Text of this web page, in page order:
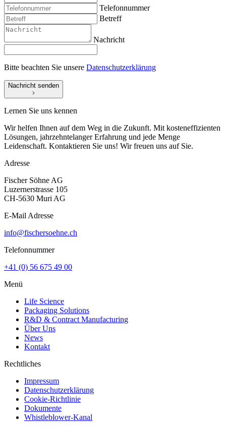
Telefonnummer
Betreff
Nachricht
Bitte beachten Sie unsere Datenschutzerklärung
Nachricht senden
Lernen Sie uns kennen
Wir helfen Ihnen auf dem Weg in die Zukunft. Mit kosteneffizienten
Lösungen, jahrzehntelanger Erfahrung und jede Menge
Leidenschaft. Kontaktieren Sie uns! Wir freuen uns auf Sie.
Adresse
Fischer Söhne AG
Luzernerstrasse 105
CH-5630 Muri AG
E-Mail Adresse
info@fischersoehne.ch
Telefonnummer
+41 (0) 56 675 49 00
Menü
Life Science
Packaging Solutions
R&D & Contract Manufacturing
Über Uns
News
Kontakt
Rechtliches
Impressum
Datenschutzerklärung
Cookie-Richtlinie
Dokumente
Whistleblower-Kanal